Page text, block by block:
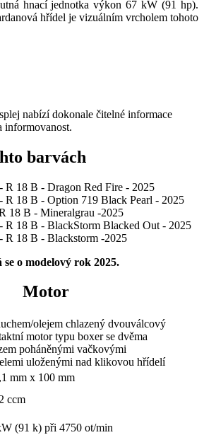
hnací jednotka výkon 67 kW (91 hp).
hřídel je vizuálním vrcholem tohoto
nabízí dokonale čitelné informace
informovanost.
barvách
se o modelový rok 2025.
Motor
olejem chlazený dvouválcový
motor typu boxer se dvěma
poháněnými vačkovými
uloženými nad klikovou hřídelí
mm x 100 mm
ccm
(91 k) při 4750 ot/min